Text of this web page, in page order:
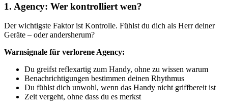
1. Agency: Wer kontrolliert wen?
Der wichtigste Faktor ist Kontrolle. Fühlst du dich als Herr deiner
Geräte – oder andersherum?
Warnsignale für verlorene Agency:
Du greifst reflexartig zum Handy, ohne zu wissen warum
Benachrichtigungen bestimmen deinen Rhythmus
Du fühlst dich unwohl, wenn das Handy nicht griffbereit ist
Zeit vergeht, ohne dass du es merkst